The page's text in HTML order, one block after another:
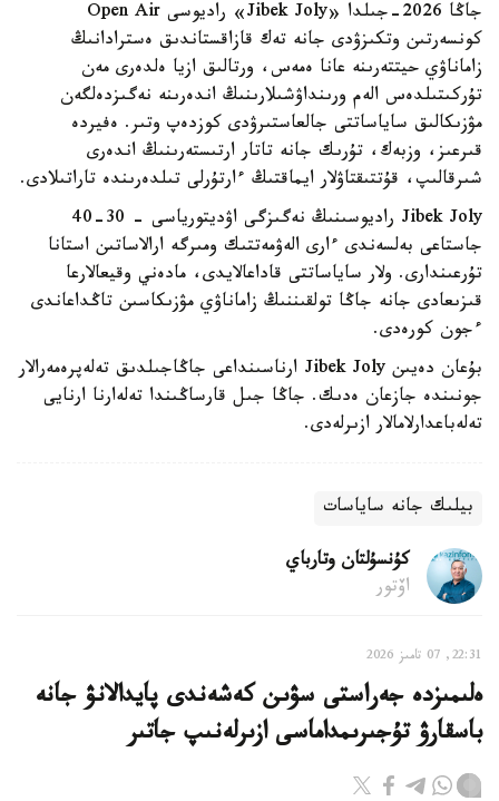
جاڭا 2026-جىلدا «Jibek Joly» راديوسى Open Air
كونسەرتىن وتكىزۋدى جانە تەك قازاقستاندىق ەسترادانىڭ
زاماناۋي حيتتەرىنە عانا ەمەس، ورتالىق ازيا ەلدەرى مەن
تۇركىتىلدەس الەم ورىنداۋشىلارىنىڭ اندەرىنە نەگىزدەلگەن
مۋزىكالىق ساياساتتى جالعاستىرۋدى كوزدەپ وتىر. ەفيردە
قىرعىز، وزبەك، تۇرىك جانە تاتار ارتىستەرىنىڭ اندەرى
شىرقالىپ، قۇتتىقتاۋلار ايماقتىڭ ءارتۇرلى تىلدەرىندە تاراتىلادى.
Jibek Joly راديوسىنىڭ نەگىزگى اۋديتورياسى - 30-40
جاستاعى بەلسەندى ءارى الەۋمەتتىك ومىرگە ارالاساتىن استانا
تۇرعىندارى. ولار ساياساتتى قاداعالايدى، مادەني وقيعالارعا
قىزىعادى جانە جاڭا تولقىننىڭ زاماناۋي مۋزىكاسىن تاڭداعاندى
ءجون كورەدى.
بۇعان دەيىن Jibek Joly ارناسىنداعى جاڭاجىلدىق تەلەپرەمەرالار
جونىندە جازعان ەدىك. جاڭا جىل قارساڭىندا تەلەارنا ارنايى
تەلەباعدارلامالار ازىرلەدى.
بيلىك جانە ساياسات
كۇنسۇلتان وتارباي
اۆتور
22:31, 07 تامىز 2026
ەلىمىزدە جەراستى سۋىن كەشەندى پايدالانۋ جانە
باسقارۋ تۇجىرىمداماسى ازىرلەنىپ جاتىر